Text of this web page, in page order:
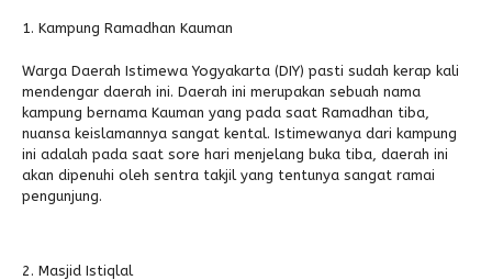
Kampung Ramadhan Kauman
Warga Daerah Istimewa Yogyakarta (DIY) pasti sudah kerap kali
mendengar daerah ini. Daerah ini merupakan sebuah nama
kampung bernama Kauman yang pada saat Ramadhan tiba,
nuansa keislamannya sangat kental. Istimewanya dari kampung
ini adalah pada saat sore hari menjelang buka tiba, daerah ini
akan dipenuhi oleh sentra takjil yang tentunya sangat ramai
pengunjung.
Masjid Istiqlal